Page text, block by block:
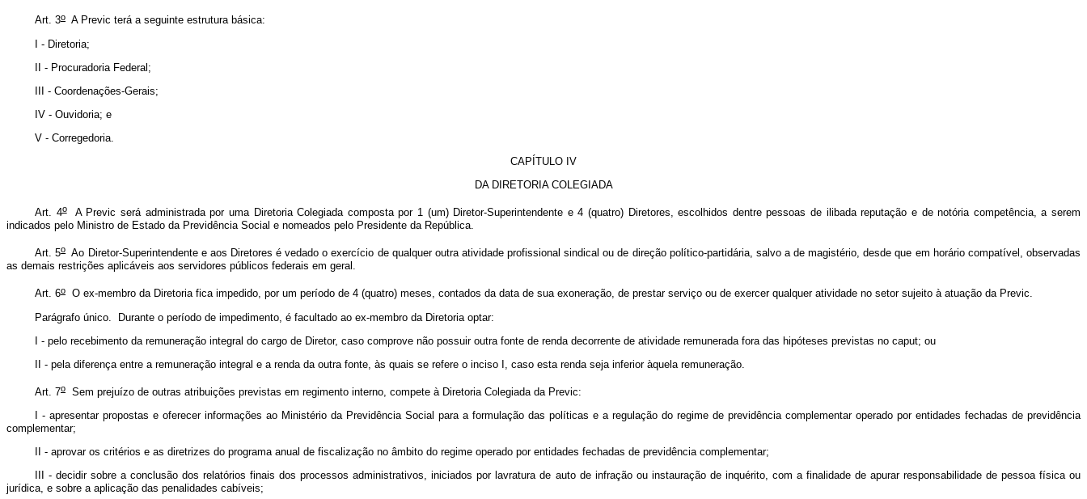
Art. 3o A Previc terá a seguinte estrutura básica:
I - Diretoria;
II - Procuradoria Federal;
III - Coordenações-Gerais;
IV - Ouvidoria; e
V - Corregedoria.
CAPÍTULO IV
DA DIRETORIA COLEGIADA
Art. 4oA Previc será administrada por uma Diretoria Colegiada composta por 1 (um) Diretor-Superintendente e 4 (quatro) Diretores, escolhidos dentre pessoas de ilibada reputação e de notória competência, a serem
indicados pelo Ministro de Estado da Previdência Social e nomeados pelo Presidente da República.
Art. 5oAo Diretor-Superintendente e aos Diretores é vedado o exercício de qualquer outra atividade profissional sindical ou de direção político-partidária, salvo a de magistério, desde que em horário compatível, observadas
as demais restrições aplicáveis aos servidores públicos federais em geral.
Art. 6o
O ex-membro da Diretoria fica impedido, por um período de 4 (quatro) meses, contados da data de sua exoneração, de prestar serviço ou de exercer qualquer atividade no setor sujeito à atuação da Previc.
Parágrafo único. Durante o período de impedimento, é facultado ao ex-membro da Diretoria optar:
I - pelo recebimento da remuneração integral do cargo de Diretor, caso comprove não possuir outra fonte de renda decorrente de atividade remunerada fora das hipóteses previstas no caput; ou
II - pela diferença entre a remuneração integral e a renda da outra fonte, às quais se refere o inciso I, caso esta renda seja inferior àquela remuneração.
Art. 7o
Sem prejuízo de outras atribuições previstas em regimento interno, compete à Diretoria Colegiada da Previc:
I - apresentar propostas e oferecer informações ao Ministério da Previdência Social para a formulação das políticas e a regulação do regime de previdência complementar operado por entidades fechadas de previdência
complementar;
II - aprovar os critérios e as diretrizes do programa anual de fiscalização no âmbito do regime operado por entidades fechadas de previdência complementar;
III - decidir sobre a conclusão dos relatórios finais dos processos administrativos, iniciados por lavratura de auto de infração ou instauração de inquérito, com a finalidade de apurar responsabilidade de pessoa física ou
jurídica, e sobre a aplicação das penalidades cabíveis;